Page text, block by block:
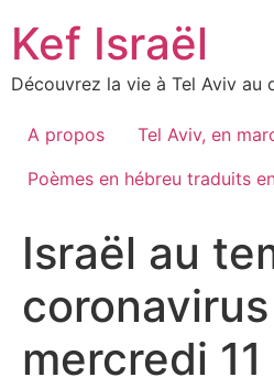
content
Kef Israël
Découvrez la vie à Tel Aviv au
A propos
Tel Aviv, en
Poèmes en hébreu traduits
Israël au
mercredi